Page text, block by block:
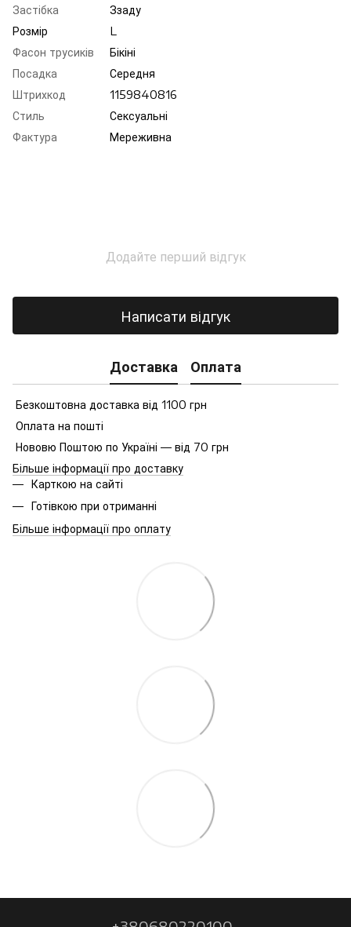
Застібка
Ззаду
Розмір
L
Фасон трусиків
Бікіні
Посадка
Середня
Штрихкод
1159840816
Стиль
Сексуальні
Фактура
Мереживна
Додайте перший відгук
Написати відгук
Доставка Оплата
Безкоштовна доставка від 1100 грн
Оплата на пошті
Нововю Поштою по Україні — від 70 грн
Більше інформації про доставку
Карткою на сайті
Готівкою при отриманні
Більше інформації про оплату